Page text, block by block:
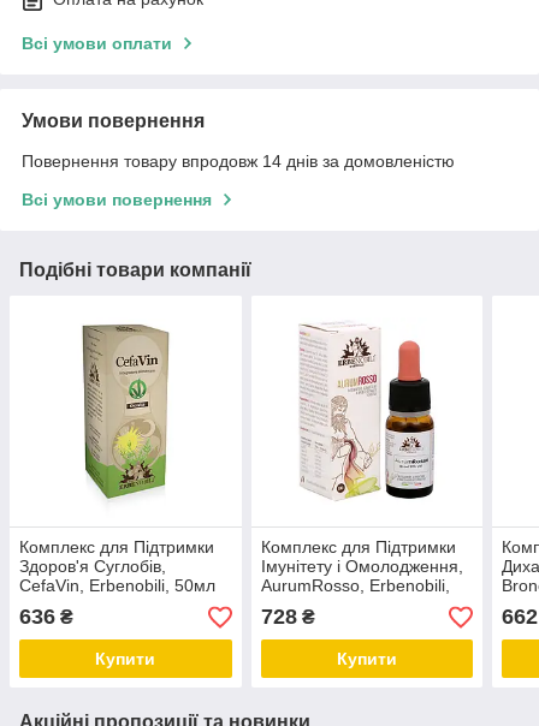
Всі умови оплати
Умови повернення
Повернення товару впродовж 14 днів за домовленістю
Всі умови повернення
Подібні товари компанії
Комплекс для Підтримки
Здоров'я Суглобів,
CefaVin, Erbenobili, 50мл
краплі
636 ₴
Купити
Комплекс для Підтримки
Імунітету і Омолодження,
AurumRosso, Erbenobili,
10мл краплі
728₴
Купити
662